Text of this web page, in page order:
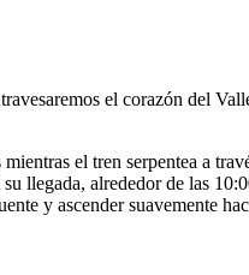
el corazón del
el tren serpentea a
llegada, alrededor de las
y ascender suavemente